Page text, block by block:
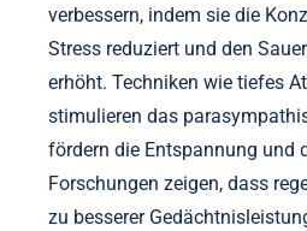
verbessern, indem sie die
Stress reduziert und den
erhöht. Techniken wie tiefes
stimulieren das
fördern die Entspannung und
Forschungen zeigen, dass
zu besserer